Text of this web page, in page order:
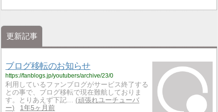
更新記事
ブログ移転のお知らせ
https://fanblogs.jp/youtubers/archive/23/0
利用しているファンブログがサービス終了する
との事で、ブログ移転で現在難航しておりま
す。とりあえず下記…
頑張れユーチューバ
ー
1年5ヶ月前